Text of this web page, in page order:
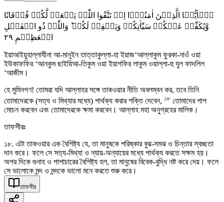
یٰۤاَیُّہَا الَّذِیۡنَ اٰمَنُوۡۤا اِنۡ تَتَّقُوا اللّٰہَ یَجۡعَلۡ لَّکُمۡ فُرۡقَانًا
وَّیُکَفِّرۡ عَنۡکُمۡ سَیِّاٰتِکُمۡ وَیَغۡفِرۡ لَکُمۡ ؕ وَاللّٰہُ ذُو الۡفَضۡلِ
الۡعَظِیۡمِ ٢٩
ইয়াআইয়ুহাল্লাযীনা আ-মানূইন তাত্তাকুল্লা-হা ইয়াজ‘আল্লাকুম ফুরকা-নাওঁ ওয়া
ইউকাফফির ‘আনকুম ছাইয়িআ-তিকুম ওয়া ইয়াগফির লাকুম ওয়াল্লা-হু যুল ফাদলিল
‘আজীম।
হে মুমিনগণ! তোমরা যদি আল্লাহর সঙ্গে তাকওয়ার নীতি অবলম্বন কর, তবে তিনি
তোমাদেরকে (সত্য ও মিথ্যার মধ্যে) পার্থক্য করার শক্তি দেবেন, ১৮ তোমাদের পাপ
মোচন করবেন এবং তোমাদেরকে ক্ষমা করবেন। আল্লাহ মহা অনুগ্রহের মালিক।
তাফসীরঃ
১৮. এটা তাকওয়ার এক বৈশিষ্ট্য যে, তা মানুষকে পরিষ্কার বুঝ-সমঝ ও চিন্তার স্বচ্ছতা
দান করে। ফলে সে সত্য-মিথ্যা ও ন্যায়-অন্যায়ের মধ্যে পার্থক্য করতে সক্ষম হয়।
অপর দিকে গুনাহ ও পাপাচারের বৈশিষ্ট্য হল, তা মানুষের বিবেক-বুদ্ধি নষ্ট করে দেয়। ফলে
সে ভালোকে মন্দ ও মন্দকে ভালো মনে করতে শুরু করে।
তাফসীর